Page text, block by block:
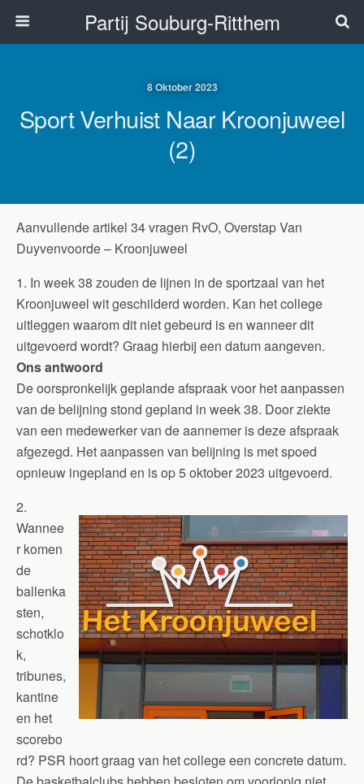
Partij Souburg-Ritthem
8 Oktober 2023
Sport Verhuist Naar Kroonjuweel
(2)
Aanvullende artikel 34 vragen RvO, Overstap Van
Duyvenvoorde – Kroonjuweel
1. In week 38 zouden de lijnen in de sportzaal van het
Kroonjuweel wit geschilderd worden. Kan het college
uitleggen waarom dit niet gebeurd is en wanneer dit
uitgevoerd wordt? Graag hierbij een datum aangeven.
Ons antwoord
De oorspronkelijk geplande afspraak voor het aanpassen
van de belijning stond gepland in week 38. Door ziekte
van een medewerker van de aannemer is deze afspraak
afgezegd. Het aanpassen van belijning is met spoed
opnieuw ingepland en is op 5 oktober 2023 uitgevoerd.
2.
Wannee
r komen
de
ballenka
sten,
schotklo
k,
tribunes,
kantine
en het
scorebo
rd? PSR hoort graag van het college een concrete datum.